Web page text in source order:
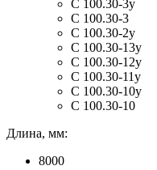
С 100.30-3у
С 100.30-3
С 100.30-2у
С 100.30-13у
С 100.30-12у
С 100.30-11у
С 100.30-10у
С 100.30-10
Длина, мм:
8000